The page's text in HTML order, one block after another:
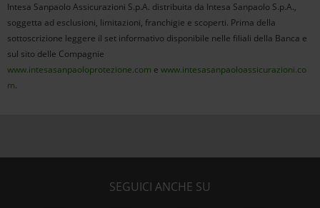
Intesa Sanpaolo Assicurazioni S.p.A. distribuita da Intesa Sanpaolo S.p.A.,
soggetta ad esclusioni, limitazioni, franchigie e scoperti. Prima della
sottoscrizione leggere il set informativo disponibile nelle filiali della Banca e
sul sito delle Compagnie
www.intesasanpaoloprotezione.com e www.intesasanpaoloassicurazioni.co
m.
SEGUICI ANCHE SU